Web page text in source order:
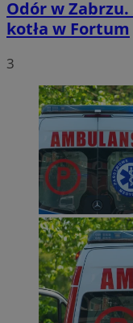
Odór w
kotła w Fortum
3